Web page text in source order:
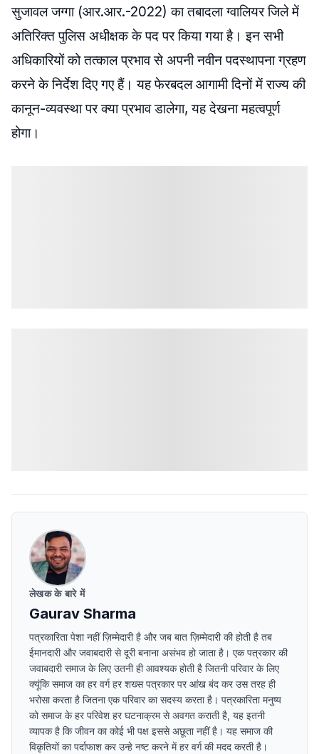
सुजावल जग्गा (आर.आर.-2022) का तबादला ग्वालियर जिले में
अतिरिक्त पुलिस अधीक्षक के पद पर किया गया है। इन सभी
अधिकारियों को तत्काल प्रभाव से अपनी नवीन पदस्थापना ग्रहण
करने के निर्देश दिए गए हैं। यह फेरबदल आगामी दिनों में राज्य की
कानून-व्यवस्था पर क्या प्रभाव डालेगा, यह देखना महत्वपूर्ण
होगा।
लेखक के बारे में
Gaurav Sharma
पत्रकारिता पेशा नहीं ज़िम्मेदारी है और जब बात ज़िम्मेदारी की होती है तब
ईमानदारी और जवाबदारी से दूरी बनाना असंभव हो जाता है। एक पत्रकार की
जवाबदारी समाज के लिए उतनी ही आवश्यक होती है जितनी परिवार के लिए
क्यूंकि समाज का हर वर्ग हर शख्स पत्रकार पर आंख बंद कर उस तरह ही
भरोसा करता है जितना एक परिवार का सदस्य करता है। पत्रकारिता मनुष्य
को समाज के हर परिवेश हर घटनाक्रम से अवगत कराती है, यह इतनी
व्यापक है कि जीवन का कोई भी पक्ष इससे अछूता नहीं है। यह समाज की
विकृतियों का पर्दाफाश कर उन्हे नष्ट करने में हर वर्ग की मदद करती है।